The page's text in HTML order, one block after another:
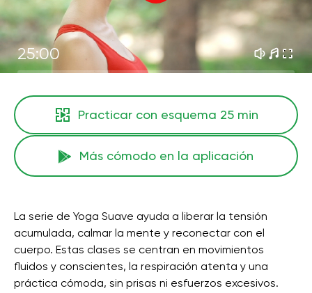
25:00
Practicar con esquema 25 min
Más cómodo en la aplicación
La serie de Yoga Suave ayuda a liberar la tensión
acumulada, calmar la mente y reconectar con el
cuerpo. Estas clases se centran en movimientos
fluidos y conscientes, la respiración atenta y una
práctica cómoda, sin prisas ni esfuerzos excesivos.